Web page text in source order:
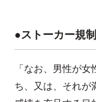
●ストーカー規
「なお、男性が
ち、又は、それが